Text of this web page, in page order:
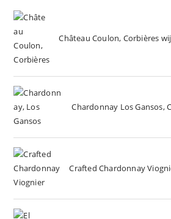
Château Coulon, Corbières
Chardonnay Los Gansos,
Crafted Chardonnay